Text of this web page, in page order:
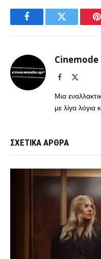
FacebookTwitter
Cinemode
Facebook
Μια
με λίγα λόγια
ΣΧΕΤΙΚΑ ΑΡΘΡΑ